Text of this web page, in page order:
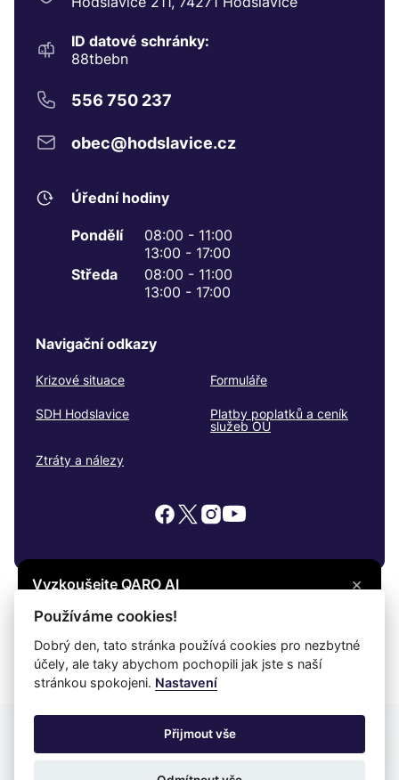
ID datové schránky:
88tbebn
556 750 237
obec@hodslavice.cz
Úřední hodiny
Pondělí
08:00 - 11:00
13:00 - 17:00
Středa
08:00 - 11:00
13:00 - 17:00
Navigační odkazy
Krizové situace Formuláře
SDH Hodslavice
Platby poplatků a ceník
služeb OÚ
Ztráty a nálezy
© 2026Hodslavice Všechna práva vyhrazena
Snadné čtení
Prohlášení o ochraně soukromí Prohlášení o přístupnosti
×
Vyzkoušejte QARO AI
Máte otázku? Zeptejte se na cokoli, co vás
Vyzkoušet
Používáme cookies!
Dobrý den, tato stránka používá cookies pro nezbytné
účely, ale taky abychom pochopili jak jste s naší
stránkou spokojeni. Nastavení
Přijmout vše